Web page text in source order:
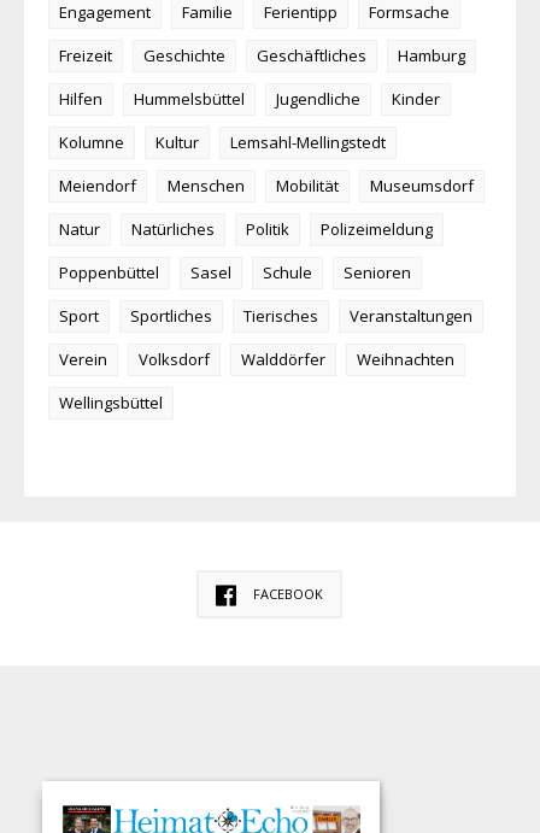
Engagement
Familie Ferientipp
Formsache
Freizeit
Geschichte Geschäftliches
Hamburg
Hilfen
Hummelsbüttel Jugendliche
Kinder
Kolumne
Kultur
Lemsahl-Mellingstedt
Meiendorf
Menschen Mobilität
Museumsdorf
Natur
Natürliches Politik
Polizeimeldung
Poppenbüttel
Sasel Schule
Senioren
Sport
Sportliches Tierisches
Veranstaltungen
Verein
Volksdorf Walddörfer
Weihnachten
Wellingsbüttel
FACEBOOK